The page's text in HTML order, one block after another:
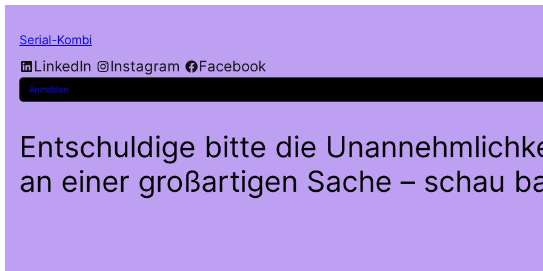
Serial-Kombi
LinkedIn Instagram Facebook
Anmelden
Entschuldige bitte die
an einer großartigen Sache – schau